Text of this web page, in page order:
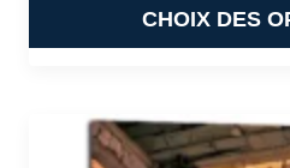
CHOIX DES
a